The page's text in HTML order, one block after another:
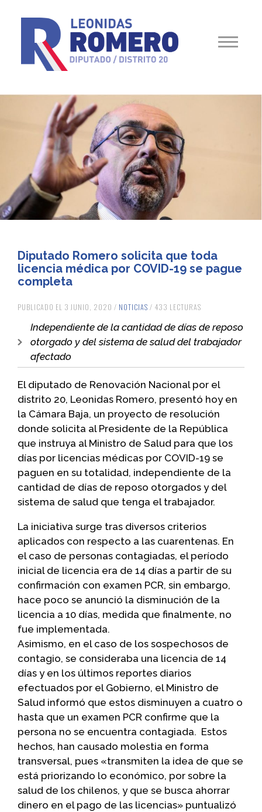
Diputado Romero solicita que toda
licencia médica por COVID-19 se pague
completa
PUBLICADO EL 3 JUNIO, 2020 / NOTICIAS / 433 LECTURAS
Independiente de la cantidad de días de reposo
otorgado y del sistema de salud del trabajador
afectado
El diputado de Renovación Nacional por el
distrito 20, Leonidas Romero, presentó hoy en
la Cámara Baja, un proyecto de resolución
donde solicita al Presidente de la República
que instruya al Ministro de Salud para que los
días por licencias médicas por COVID-19 se
paguen en su totalidad, independiente de la
cantidad de días de reposo otorgados y del
sistema de salud que tenga el trabajador.
La iniciativa surge tras diversos criterios
aplicados con respecto a las cuarentenas. En
el caso de personas contagiadas, el período
inicial de licencia era de 14 días a partir de su
confirmación con examen PCR, sin embargo,
hace poco se anunció la disminución de la
licencia a 10 días, medida que finalmente, no
fue implementada.
Asimismo, en el caso de los sospechosos de
contagio, se consideraba una licencia de 14
días y en los últimos reportes diarios
efectuados por el Gobierno, el Ministro de
Salud informó que estos disminuyen a cuatro o
hasta que un examen PCR confirme que la
persona no se encuentra contagiada. Estos
hechos, han causado molestia en forma
transversal, pues «transmiten la idea de que se
está priorizando lo económico, por sobre la
salud de los chilenos, y que se busca ahorrar
dinero en el pago de las licencias» puntualizó